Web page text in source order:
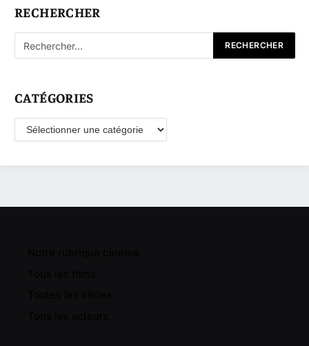
RECHERCHER
CATÉGORIES
Catégories